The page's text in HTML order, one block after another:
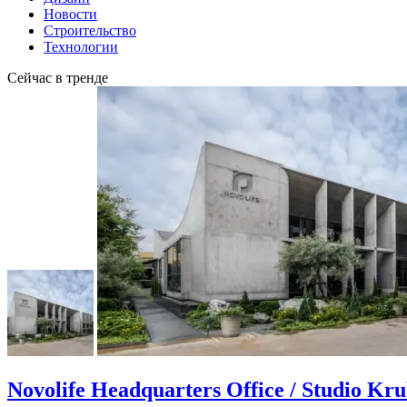
Новости
Строительство
Технологии
Сейчас в тренде
Novolife Headquarters Office / Studio